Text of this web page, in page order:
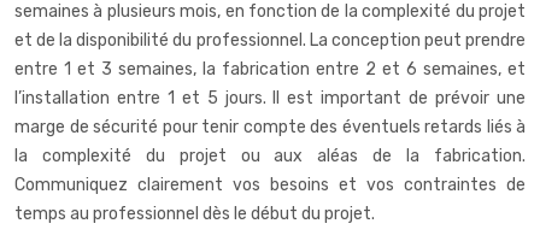
semaines à plusieurs mois, en fonction de la complexité du projet
et de la disponibilité du professionnel. La conception peut prendre
entre 1 et 3 semaines, la fabrication entre 2 et 6 semaines, et
l’installation entre 1 et 5 jours. Il est important de prévoir une
marge de sécurité pour tenir compte des éventuels retards liés à
la complexité du projet ou aux aléas de la fabrication.
Communiquez clairement vos besoins et vos contraintes de
temps au professionnel dès le début du projet.